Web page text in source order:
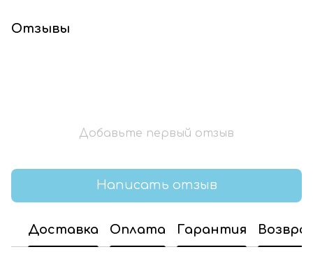
Отзывы
Добавьте первый отзыв
Написать отзыв
Доставка Оплата Гарантия